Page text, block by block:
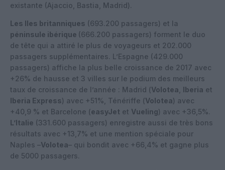
existante (Ajaccio, Bastia, Madrid).
Les Iles britanniques (693.200 passagers) et la
péninsule ibérique (666.200 passagers) forment le duo
de tête qui a attiré le plus de voyageurs et 202.000
passagers supplémentaires. L’Espagne (429.000
passagers) affiche la plus belle croissance de 2017 avec
+26% de hausse et 3 villes sur le podium des meilleurs
taux de croissance de l’année : Madrid (Volotea Iberia et
Iberia Express) avec +51%, Ténériffe (Volotea) avec
+40,9 % et Barcelone (easyJet et Vueling) avec +36,5%.
L’Italie (331.600 passagers) enregistre aussi de très bons
résultats avec +13,7% et une mention spéciale pour
Naples –Volotea– qui bondit avec +66,4% et gagne plus
de 5000 passagers.